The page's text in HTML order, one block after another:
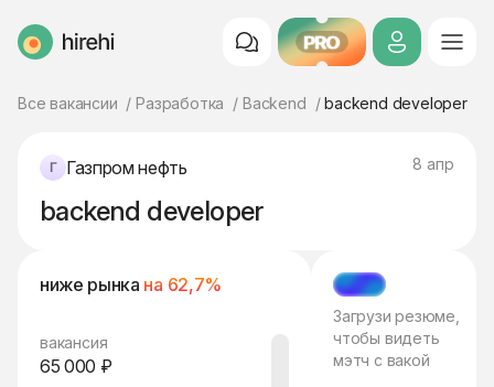
HireHi PRO
Все вакансии Разработка Backend backend developer
Газпром нефть 8 апр
backend developer
ниже рынка на 62,7%
вакансия
65 000 ₽
МЭТЧ
Загрузи резюме,
чтобы видеть
мэтч с вакой